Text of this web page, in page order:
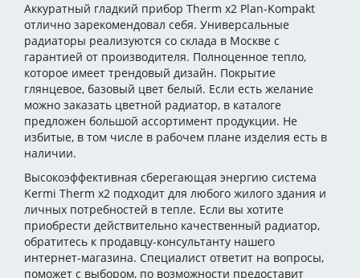
Аккуратный гладкий прибор Therm x2 Plan-Kompakt
отлично зарекомендовал себя. Универсальные
радиаторы реализуются со склада в Москве с
гарантией от производителя. Полноценное тепло,
которое имеет трендовый дизайн. Покрытие
глянцевое, базовый цвет белый. Если есть желание
можно заказать цветной радиатор, в каталоге
предложен большой ассортимент продукции. Не
избитые, в том числе в рабочем плане изделия есть в
наличии.
Высокоэффективная сберегающая энергию система
Kermi Therm x2 подходит для любого жилого здания и
личных потребностей в тепле. Если вы хотите
приобрести действительно качественный радиатор,
обратитесь к продавцу-консультанту нашего
интернет-магазина. Специалист ответит на вопросы,
поможет с выбором, по возможности предоставит